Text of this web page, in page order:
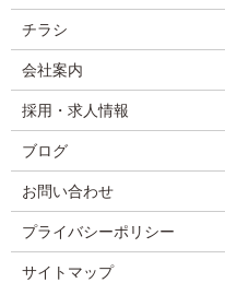
チラシ
会社案内
採用・求人情報
ブログ
お問い合わせ
プライバシーポリシー
サイトマップ